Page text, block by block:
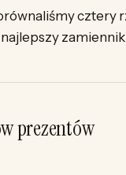
cztery
prezentów